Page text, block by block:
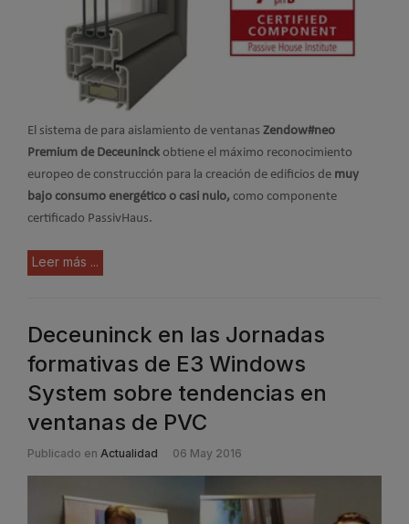
El sistema de para aislamiento de ventanas Zendow#neo
Premium de Deceuninck obtiene el máximo reconocimiento
europeo de construcción para la creación de edificios de muy
bajo consumo energético o casi nulo, como componente
certificado PassivHaus.
Leer más ...
Deceuninck en las Jornadas
formativas de E3 Windows
System sobre tendencias en
ventanas de PVC
Publicado en Actualidad 06 May 2016